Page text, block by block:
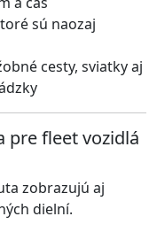
sú naozaj
cesty, sviatky aj
pre fleet vozidlá
zobrazujú aj
dielní.